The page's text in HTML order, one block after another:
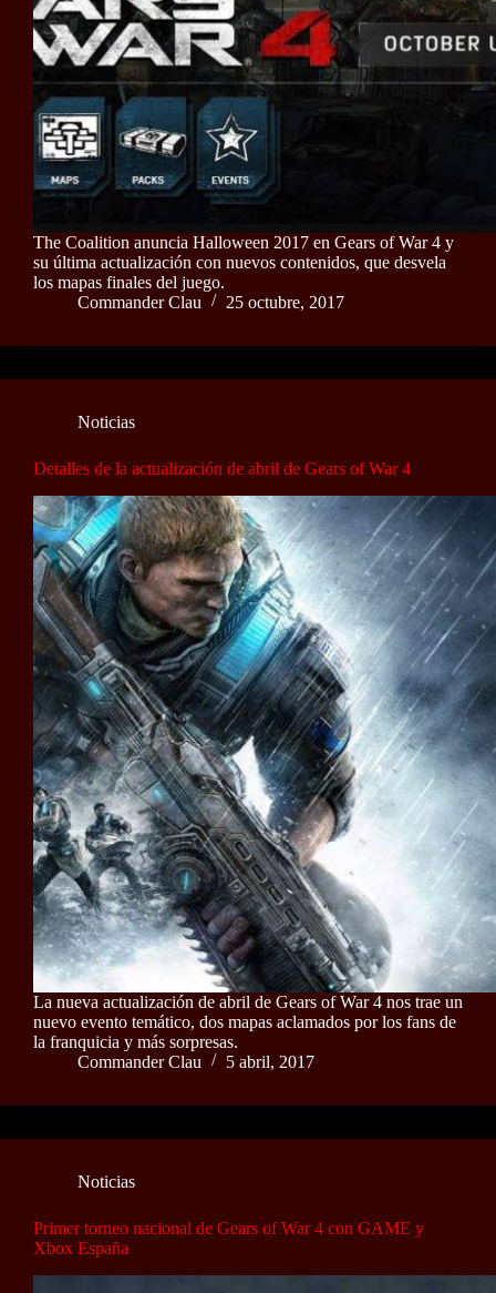
The Coalition anuncia Halloween 2017 en Gears of War 4 y
su última actualización con nuevos contenidos, que desvela
los mapas finales del juego.
Commander Clau
25 octubre, 2017
Noticias
Detalles de la actualización de abril de Gears of War 4
La nueva actualización de abril de Gears of War 4 nos trae un
nuevo evento temático, dos mapas aclamados por los fans de
la franquicia y más sorpresas.
Commander Clau
5 abril, 2017
Noticias
Primer torneo nacional de Gears of War 4 con GAME y
Xbox España